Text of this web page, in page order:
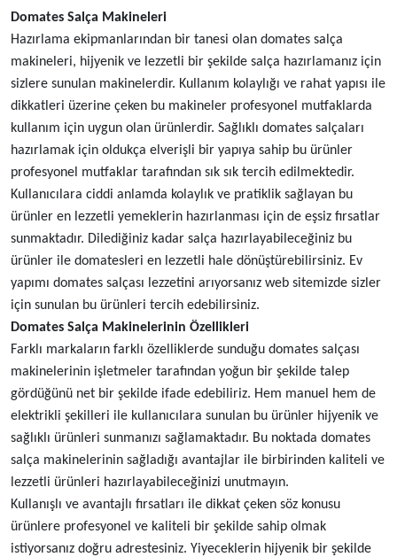
Domates Salça Makineleri
Hazırlama ekipmanlarından bir tanesi olan domates salça
makineleri, hijyenik ve lezzetli bir şekilde salça hazırlamanız için
sizlere sunulan makinelerdir. Kullanım kolaylığı ve rahat yapısı ile
dikkatleri üzerine çeken bu makineler profesyonel mutfaklarda
kullanım için uygun olan ürünlerdir. Sağlıklı domates salçaları
hazırlamak için oldukça elverişli bir yapıya sahip bu ürünler
profesyonel mutfaklar tarafından sık sık tercih edilmektedir.
Kullanıcılara ciddi anlamda kolaylık ve pratiklik sağlayan bu
ürünler en lezzetli yemeklerin hazırlanması için de eşsiz fırsatlar
sunmaktadır. Dilediğiniz kadar salça hazırlayabileceğiniz bu
ürünler ile domatesleri en lezzetli hale dönüştürebilirsiniz. Ev
yapımı domates salçası lezzetini arıyorsanız web sitemizde sizler
için sunulan bu ürünleri tercih edebilirsiniz.
Domates Salça Makinelerinin Özellikleri
Farklı markaların farklı özelliklerde sunduğu domates salçası
makinelerinin işletmeler tarafından yoğun bir şekilde talep
gördüğünü net bir şekilde ifade edebiliriz. Hem manuel hem de
elektrikli şekilleri ile kullanıcılara sunulan bu ürünler hijyenik ve
sağlıklı ürünleri sunmanızı sağlamaktadır. Bu noktada domates
salça makinelerinin sağladığı avantajlar ile birbirinden kaliteli ve
lezzetli ürünleri hazırlayabileceğinizi unutmayın.
Kullanışlı ve avantajlı fırsatları ile dikkat çeken söz konusu
ürünlere profesyonel ve kaliteli bir şekilde sahip olmak
istiyorsanız doğru adrestesiniz. Yiyeceklerin hijyenik bir şekilde